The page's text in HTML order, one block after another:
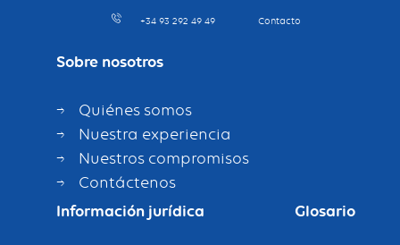
+34 93 292 49 49 Contacto
Sobre nosotros
Quiénes somos
Nuestra experiencia
Nuestros compromisos
Contáctenos
Información jurídica
Glosario